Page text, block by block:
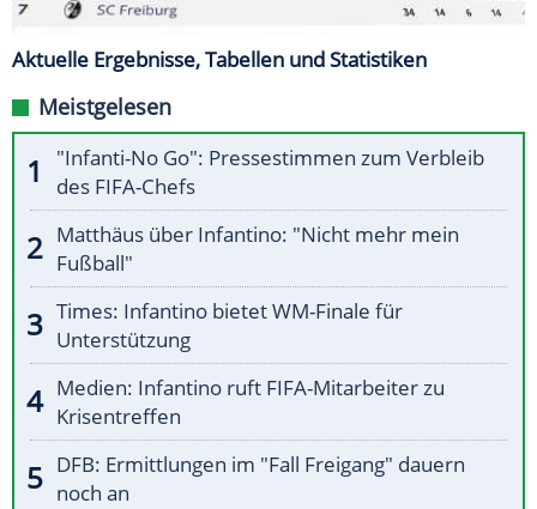
Aktuelle Ergebnisse, Tabellen und Statistiken
Meistgelesen
"Infanti-No Go": Pressestimmen zum Verbleib
des FIFA-Chefs
Matthäus über Infantino: "Nicht mehr mein
Fußball"
Times: Infantino bietet WM-Finale für
Unterstützung
Medien: Infantino ruft FIFA-Mitarbeiter zu
Krisentreffen
DFB: Ermittlungen im "Fall Freigang" dauern
noch an